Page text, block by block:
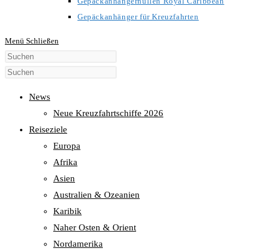
Gepäckanhänger für Kreuzfahrten
Menü Schließen
Diese
Website
News
Neue Kreuzfahrtschiffe 2026
Reiseziele
Europa
Afrika
Asien
Australien & Ozeanien
Karibik
Naher Osten & Orient
Nordamerika